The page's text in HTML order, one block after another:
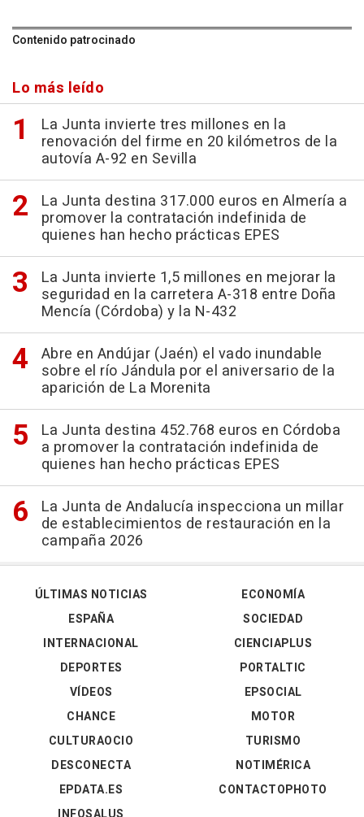
Contenido patrocinado
Lo más leído
La Junta invierte tres millones en la
renovación del firme en 20 kilómetros de la
autovía A-92 en Sevilla
La Junta destina 317.000 euros en Almería a
promover la contratación indefinida de
quienes han hecho prácticas EPES
La Junta invierte 1,5 millones en mejorar la
seguridad en la carretera A-318 entre Doña
Mencía (Córdoba) y la N-432
Abre en Andújar (Jaén) el vado inundable
sobre el río Jándula por el aniversario de la
aparición de La Morenita
La Junta destina 452.768 euros en Córdoba
a promover la contratación indefinida de
quienes han hecho prácticas EPES
La Junta de Andalucía inspecciona un millar
de establecimientos de restauración en la
campaña 2026
ÚLTIMAS NOTICIAS
ESPAÑA
INTERNACIONAL
DEPORTES
VÍDEOS
ECONOMÍA
SOCIEDAD
CIENCIAPLUS
PORTALTIC
EPSOCIAL
CHANCE
CULTURAOCIO
DESCONECTA
EPDATA.ES
MOTOR
TURISMO
NOTIMÉRICA
CONTACTOPHOTO